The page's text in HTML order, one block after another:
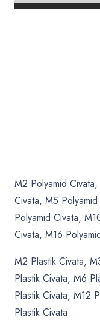
M2 Polyamid
Civata, M5
Polyamid Civata,
Civata, M16
M2 Plastik Civata,
Plastik Civata, M6
Plastik Civata, M12
Plastik Civata